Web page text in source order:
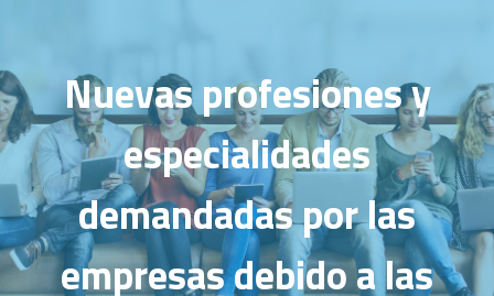
Nuevas profesiones y
especialidades
demandadas por las
empresas debido a las